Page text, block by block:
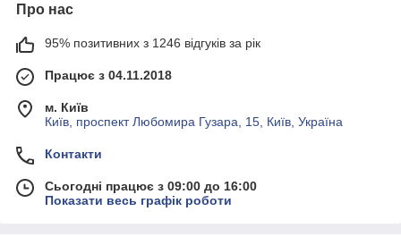
Про нас
95% позитивних з 1246 відгуків за рік
Працює з 04.11.2018
м. Київ
Київ, проспект Любомира Гузара, 15, Київ, Україна
Контакти
Сьогодні працює з 09:00 до 16:00
Показати весь графік роботи